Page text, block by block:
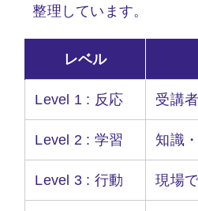
整理しています。
レベル
Level 1 : 反応 受講
Level 2 : 学習 知識
Level 3 : 行動 現場